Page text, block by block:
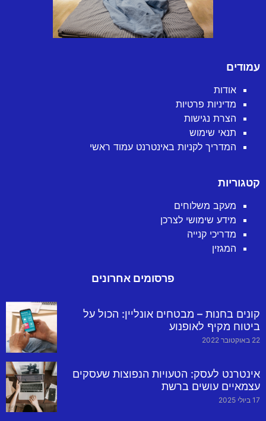
עמודים
אודות
מדיניות פרטיות
הצרת נגישות
תנאי שימוש
המדריך לקניות באינטרנט עמוד ראשי
קטגוריות
מעקב משלוחים
מידע שימושי לצרכן
מדריכי קנייה
המגזין
פרסומים אחרונים
קונים בחנות – מבטחים אונליין: הכול על
ביטוח מקיף לאופנוע
22 באוקטובר 2022
אינטרנט לעסק: הטעויות הנפוצות שעסקים
עצמאיים עושים ברשת
17 ביולי 2025